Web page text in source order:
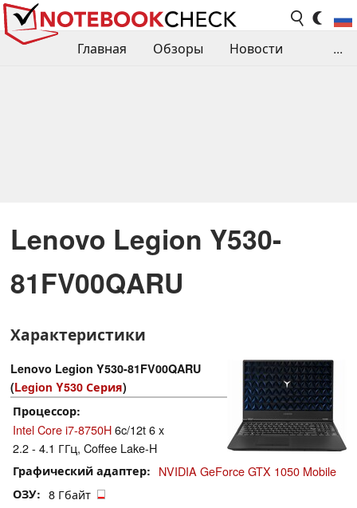
Главная Обзоры
Новости
...
Lenovo Legion Y530-
81FV00QARU
Характеристики
Lenovo Legion Y530-81FV00QARU
(Legion Y530 Серия)
Процессор
Intel Core i7-8750H6c/12t 6 x
2.2 - 4.1 ГГц, Coffee Lake-H
Графический адаптер NVIDIA GeForce GTX 1050 Mobile
ОЗУ 8 Гбайт